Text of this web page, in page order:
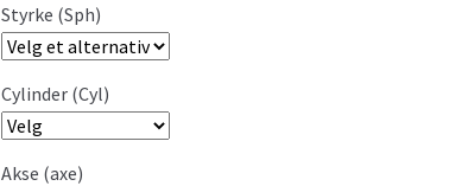
Styrke (Sph)
Cylinder (Cyl)
Akse (axe)